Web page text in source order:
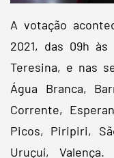
A votação
2021, das 09h
Teresina, e nas
Água Branca,
Corrente,
Picos, Piripiri,
Uruçuí,